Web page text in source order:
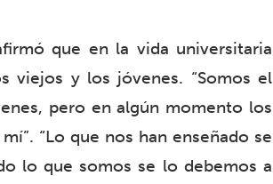
que en la vida universitaria
viejos y los jóvenes. “Somos el
pero en algún momento los
“Lo que nos han enseñado se
lo que somos se lo debemos a